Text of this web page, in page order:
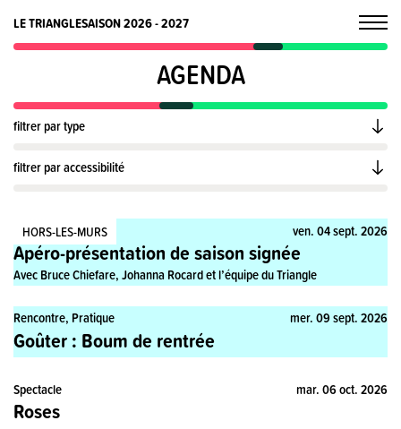
LE TRIANGLESAISON 2026 - 2027
AGENDA
filtrer par type
filtrer par accessibilité
HORS-LES-MURS
Rencontre ven. 04 sept. 2026
Apéro-présentation de saison signée
Avec Bruce Chiefare, Johanna Rocard et l’équipe du Triangle
Rencontre, Pratique mer. 09 sept. 2026
Goûter : Boum de rentrée
Spectacle mar. 06 oct. 2026
Roses